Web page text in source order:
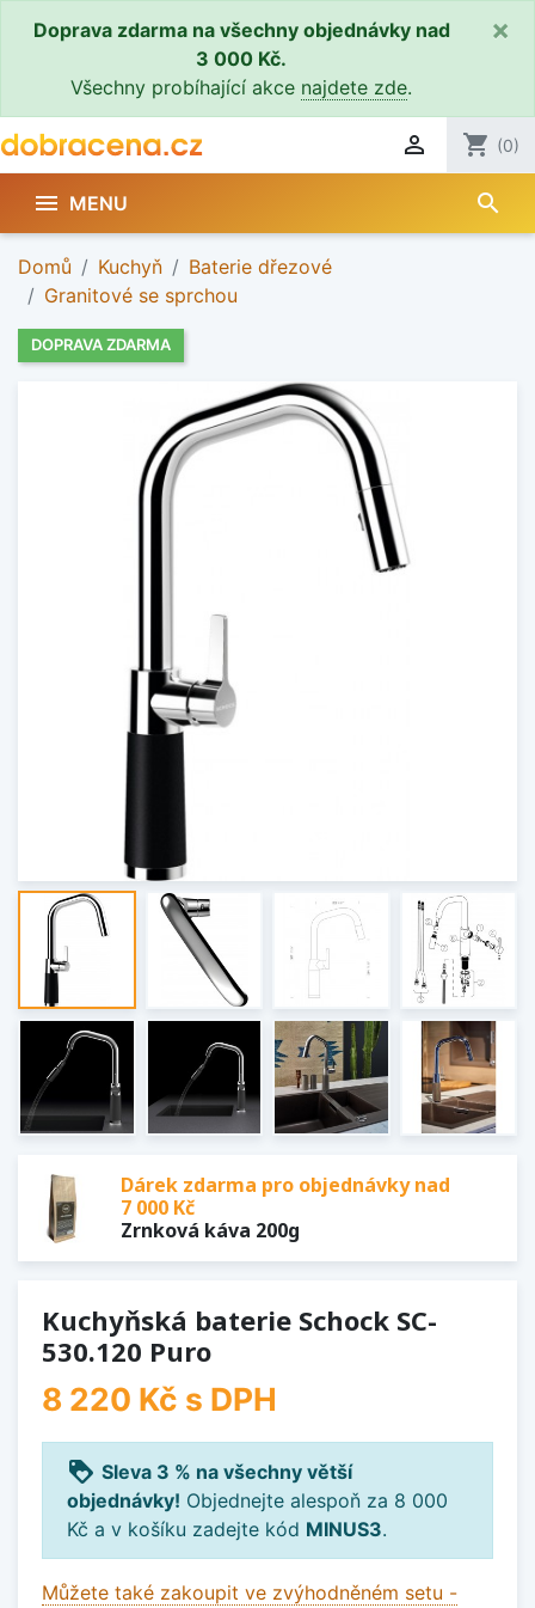
Doprava zdarma na všechny objednávky nad
3 000 Kč.
Všechny probíhající akce najdete zde.
×
 shopping_cart (0)
 MENU search
Domů Kuchyň
Baterie dřezové
Granitové se sprchou
DOPRAVA ZDARMA
Dárek zdarma pro objednávky nad
7 000 Kč
Zrnková káva 200g
Kuchyňská baterie Schock SC-
530.120 Puro
8 220 Kč s DPH
loyalty Sleva 3 % na všechny větší
objednávky! Objednejte alespoň za 8 000
Kč a v košíku zadejte kód MINUS3.
Můžete také zakoupit ve zvýhodněném setu -